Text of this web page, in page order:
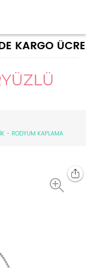
KARGO
- RODYUM KAPLAMA